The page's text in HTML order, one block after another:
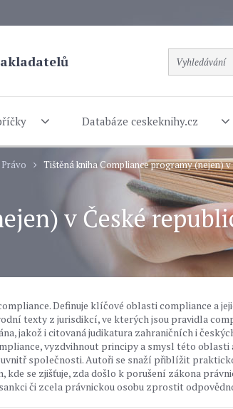
Databáze ceskeknihy.cz
Právo Tištěná kniha Compliance programy (nejen) v
v České
Definuje klíčové oblasti compliance a
texty z jurisdikcí, ve kterých jsou pravidla
jakož i citovaná judikatura zahraničních i
vyzdvihnout principy a smysl této oblasti
společnosti. Autoři se snaží přiblížit
se zjišťuje, zda došlo k porušení zákona
či zcela právnickou osobu zprostit